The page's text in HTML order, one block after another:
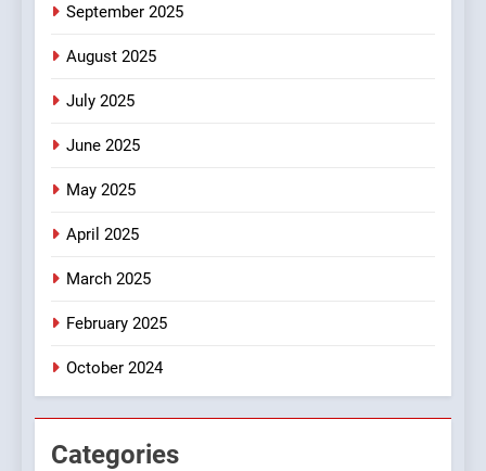
September 2025
August 2025
July 2025
June 2025
May 2025
April 2025
March 2025
February 2025
October 2024
Categories